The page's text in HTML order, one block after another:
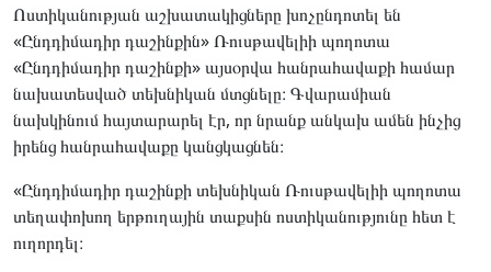
Ոստիկանության աշխատակիցները խոչընդոտել են
«Ընդդիմադիր դաշինքին» Ռուսթավելիի պողոտա
«Ընդդիմադիր դաշինքի» այսօրվա հանրահավաքի համար
նախատեսված տեխնիկան մտցնելը։ Գվարամիան
նախկինում հայտարարել էր, որ նրանք անկախ ամեն ինչից
իրենց հանրահավաքը կանցկացնեն։
«Ընդդիմադիր դաշինքի տեխնիկան Ռուսթավելիի պողոտա
տեղափոխող երթուղային տաքսին ոստիկանությունը հետ է
ուղորդել։